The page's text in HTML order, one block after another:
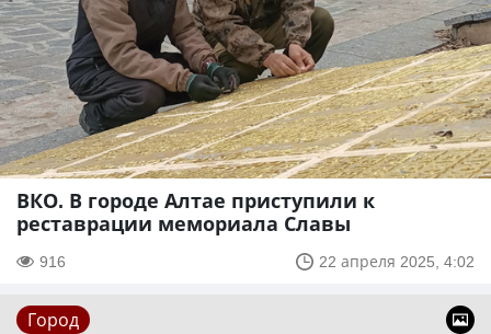
ВКО. В городе Алтае приступили к
реставрации мемориала Славы
916 22 апреля 2025, 4:02
Город